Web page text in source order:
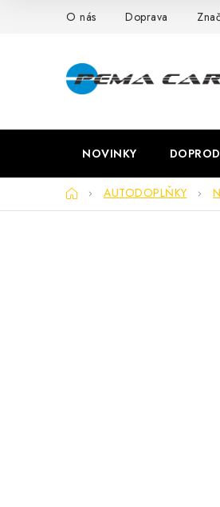
O nás Doprava
NOVINKY
DomůAUTODOPLŇKY